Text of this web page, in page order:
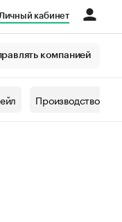
Личный кабинет
компанией
Производство